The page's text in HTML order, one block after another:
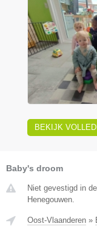
BEKIJK
Baby's droom
Niet gevestigd in
Henegouwen.
Oost-Vlaanderen »